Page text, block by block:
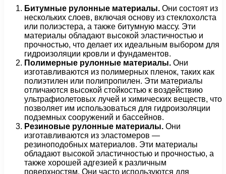
Битумные рулонные материалы. Они состоят из
нескольких слоев, включая основу из стеклохолста
или полиэстера, а также битумную массу. Эти
материалы обладают высокой эластичностью и
прочностью, что делает их идеальным выбором для
гидроизоляции кровли и фундаментов.
Полимерные рулонные материалы. Они
изготавливаются из полимерных пленок, таких как
полиэтилен или полипропилен. Эти материалы
отличаются высокой стойкостью к воздействию
ультрафиолетовых лучей и химических веществ, что
позволяет им использоваться для гидроизоляции
подземных сооружений и бассейнов.
Резиновые рулонные материалы. Они
изготавливаются из эластомеров —
резиноподобных материалов. Эти материалы
обладают высокой эластичностью и прочностью, а
также хорошей адгезией к различным
поверхностям. Они часто используются для